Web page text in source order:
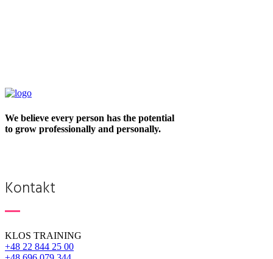
We believe every person has the potential
to grow professionally and personally.
Kontakt
KLOS TRAINING
+48 22 844 25 00